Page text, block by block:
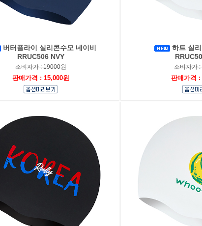
버터플라이 실리콘수모 네이비
RRUC506 NVY
소비자가 : 19000원
판매가격 : 15,000원
하트 실리
소비자가
판매가격 :